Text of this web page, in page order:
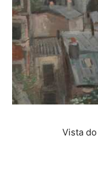
Vista